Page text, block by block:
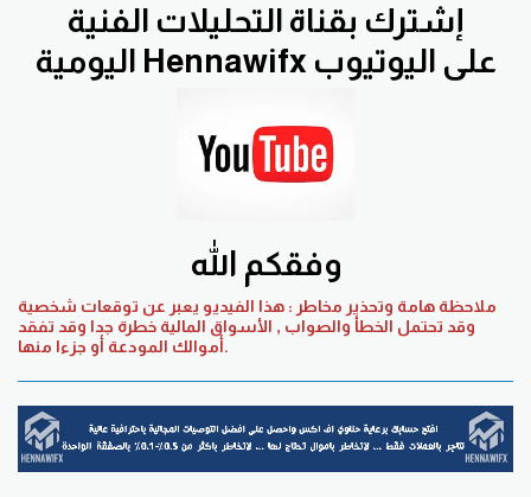
إشترك بقناة التحليلات الفنية
اليومية Hennawifx على اليوتيوب
وفقكم الله
ملاحظة هامة وتحذير مخاطر : هذا الفيديو يعبر عن توقعات شخصية
وقد تحتمل الخطأ والصواب , الأسواق المالية خطرة جدا وقد تفقد
أموالك المودعة أو جزءا منها.